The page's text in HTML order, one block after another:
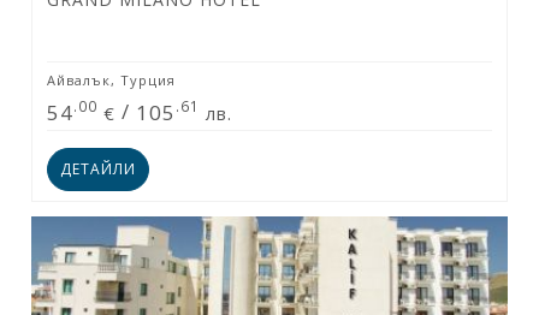
Айвалък, Турция
54.00 € / 105 .61 лв.
ДЕТАЙЛИ